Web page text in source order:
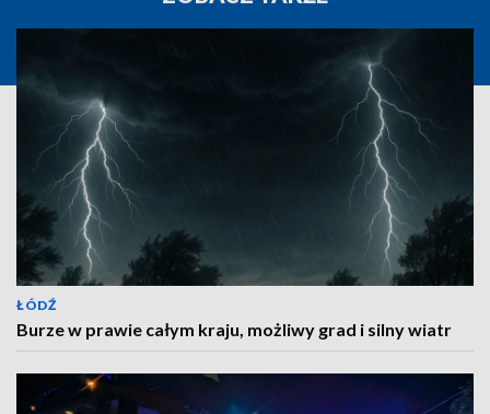
ŁÓDŹ
Burze w prawie całym kraju, możliwy grad i silny wiatr